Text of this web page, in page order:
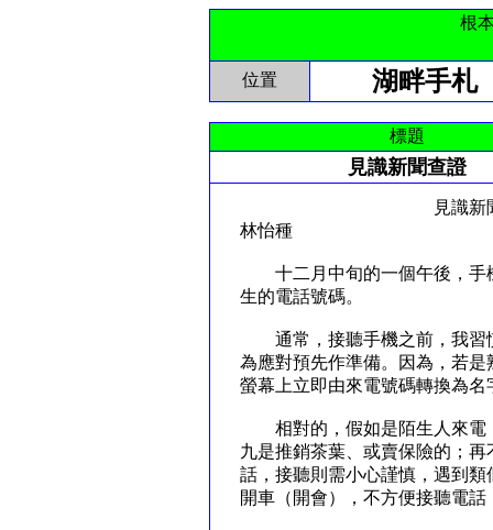
根
位置 湖畔手札
標題
見識新聞查證
見識新聞
林怡種
十二月中旬的一個午後，手
生的電話號碼。
通常，接聽手機之前，我習
為應對預先作準備。因為，若
螢幕上立即由來電號碼轉換為
相對的，假如是陌生人來電
九是推銷茶葉、或賣保險的；
話，接聽則需小心謹慎，遇到
開車（開會），不方便接聽電